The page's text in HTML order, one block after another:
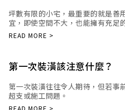
坪數有限的小宅，最重要的就是善
宜，即使空間不大，也能擁有充足
第一次裝潢該注意什麼？
第一次裝潢往往令人期待，但若事
超支或施工問題。